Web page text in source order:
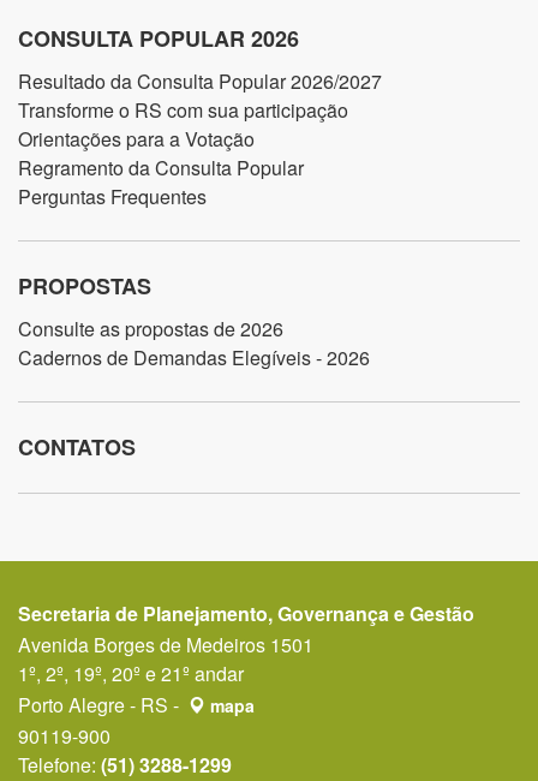
CONSULTA POPULAR 2026
Resultado da Consulta Popular 2026/2027
Transforme o RS com sua participação
Orientações para a Votação
Regramento da Consulta Popular
Perguntas Frequentes
PROPOSTAS
Consulte as propostas de 2026
Cadernos de Demandas Elegíveis - 2026
CONTATOS
Secretaria de Planejamento, Governança e Gestão
Avenida Borges de Medeiros 1501
1º, 2º, 19º, 20º e 21º andar
Porto Alegre - RS -
mapa
90119-900
Telefone: (51) 3288-1299